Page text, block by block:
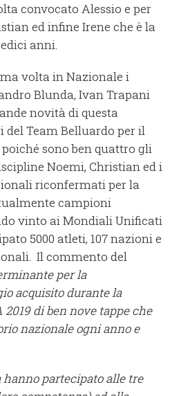
convocato Alessio e per
ed infine Irene che è la
anni.
volta in Nazionale i
Blunda, Ivan Trapani
novità di questa
Team Belluardo per il
sono ben quattro gli
Noemi, Christian ed i
riconfermati per la
campioni
vinto ai Mondiali Unificati
5000 atleti, 107 nazioni e
Il commento del
per la
acquisito durante la
di ben nove tappe che
nazionale ogni anno e
partecipato alle tre